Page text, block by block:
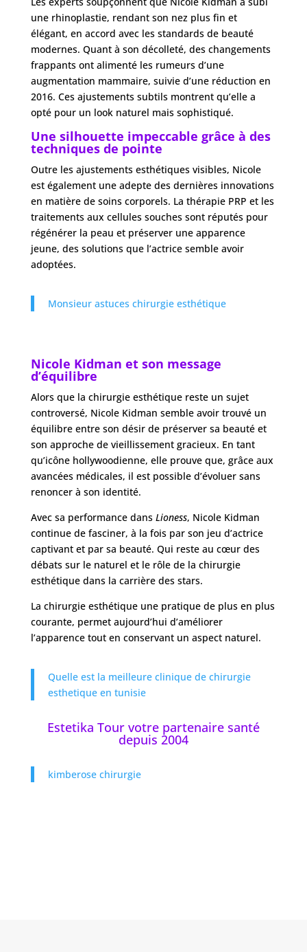
une rhinoplastie, rendant son nez plus fin et
élégant, en accord avec les standards de beauté
modernes. Quant à son décolleté, des changements
frappants ont alimenté les rumeurs d’une
augmentation mammaire, suivie d’une réduction en
2016. Ces ajustements subtils montrent qu’elle a
opté pour un look naturel mais sophistiqué.
Une silhouette impeccable grâce à des
techniques de pointe
Outre les ajustements esthétiques visibles, Nicole
est également une adepte des dernières innovations
en matière de soins corporels. La thérapie PRP et les
traitements aux cellules souches sont réputés pour
régénérer la peau et préserver une apparence
jeune, des solutions que l’actrice semble avoir
adoptées.
Monsieur astuces chirurgie esthétique
Nicole Kidman et son message
d’équilibre
Alors que la chirurgie esthétique reste un sujet
controversé, Nicole Kidman semble avoir trouvé un
équilibre entre son désir de préserver sa beauté et
son approche de vieillissement gracieux. En tant
qu’icône hollywoodienne, elle prouve que, grâce aux
avancées médicales, il est possible d’évoluer sans
renoncer à son identité.
Avec sa performance dans Lioness, Nicole Kidman
continue de fasciner, à la fois par son jeu d’actrice
captivant et par sa beauté. Qui reste au cœur des
débats sur le naturel et le rôle de la chirurgie
esthétique dans la carrière des stars.
La chirurgie esthétique une pratique de plus en plus
courante, permet aujourd’hui d’améliorer
l’apparence tout en conservant un aspect naturel.
Quelle est la meilleure clinique de chirurgie
esthetique en tunisie
Estetika Tour votre partenaire santé
depuis 2004
kimberose chirurgie